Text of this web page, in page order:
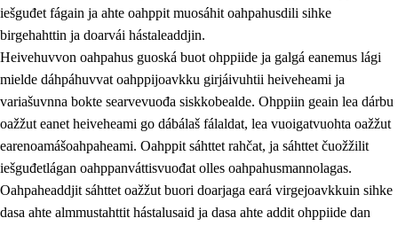
iešguđet fágain ja ahte oahppit muosáhit oahpahusdili sihke
birgehahttin ja doarvái hástaleaddjin.
Heivehuvvon oahpahus guoská buot ohppiide ja galgá eanemus lági
mielde dáhpáhuvvat oahppijoavkku girjáivuhtii heiveheami ja
variašuvnna bokte searvevuođa siskkobealde. Ohppiin geain lea dárbu
oažžut eanet heiveheami go dábálaš fálaldat, lea vuoigatvuohta oažžut
earenoamášoahpaheami. Oahppit sáhttet rahčat, ja sáhttet čuožžilit
iešguđetlágan oahppanváttisvuođat olles oahpahusmannolagas.
Oahpaheaddjit sáhttet oažžut buori doarjaga eará virgejoavkkuin sihke
dasa ahte almmustahttit hástalusaid ja dasa ahte addit ohppiide dan